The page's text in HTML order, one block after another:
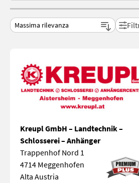
Kreupl GmbH – Landtechnik –
Schlosserei – Anhänger
Trappenhof Nord 1
4714 Meggenhofen
Alta Austria